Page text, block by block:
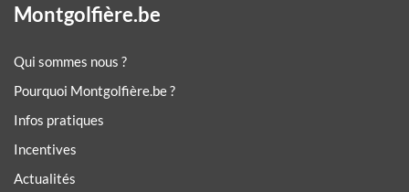
Montgolfière.be
Qui sommes nous ?
Pourquoi Montgolfière.be ?
Infos pratiques
Incentives
Actualités